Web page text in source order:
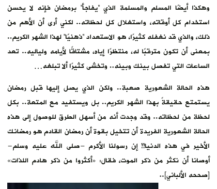
وهكذا أيضًا المسلم والمسلمة الذي “يفاجأ” برمضان فإنه لا يحسن
استخدام كل أوقاته، واستغلال كل لحظاته.. لكني أرى أن الأهم من
ذلك، والذي قد نغفله كثيرًا، هو الاستعداد “ذهنيًا” لهذا الشهر الكريم..
بمعنى أن تكون مترقبًا له، منتظرًا إياه، مشتاقًا لأيامه ولياليه.. تعد
الساعات التي تفصل بينك وبينه.. وتخشى كثيرًا ألا تبلغه…
هذه الحالة الشعورية صعبة.. ولكن الذي يصل إليها قبل رمضان
يستمتع حقيقةً بهذا الشهر الكريم.. بل ويستفيد مع المتعة.. بكل
لحظة من لحظاته.. وقد وجدت أنه من أسهل الطرق للوصول إلى هذه
الحالة الشعورية الفريدة أن تتخيل بقوة أن رمضان القادم هو رمضانك
الأخير في هذه الدنيا!! إن رسولنا الأكرم -صلى الله عليه وسلم-
أوصانا أن نكثر من ذكر الموت، فقال: «أكثروا من ذكر هادم اللذات»
[صححه الألباني]..